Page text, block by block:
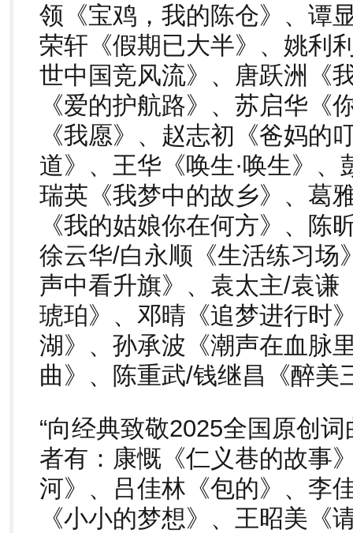
领《宝鸡，我的陈仓》、谭
荣轩《假期已大半》、姚利
世中国竞风流》、唐跃洲《
《爱的护航路》、苏启华《
《我愿》、赵志初《爸妈的
道》、王华《唤生·唤生》
瑞英《我梦中的故乡》、葛
《我的姑娘你在何方》、陈
徐云华/白永顺《生活练习场
声中看升旗》、袁太主/袁谦
琥珀》、邓晴《追梦进行时
湖》、孙承波《潮声在血脉
曲》、陈重武/钱继昌《醉美
“向经典致敬2025全国原创
者有：康慨《仁义巷的故事
河》、吕佳林《包的》、李
《小小的梦想》、王昭美《